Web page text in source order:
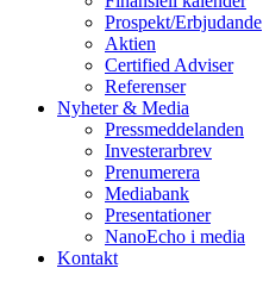
Prospekt/Erbjudande
Aktien
Certified Adviser
Referenser
Nyheter & Media
Pressmeddelanden
Investerarbrev
Prenumerera
Mediabank
Presentationer
NanoEcho i media
Kontakt